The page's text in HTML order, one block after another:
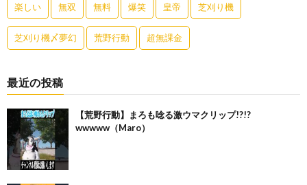
楽しい 無双 無料 爆笑 皇帝 芝刈り機
芝刈り機〆夢幻 荒野行動 超無課金
最近の投稿
【荒野行動】まろも唸る激ウマクリップ!?!?
wwwww（Maro）